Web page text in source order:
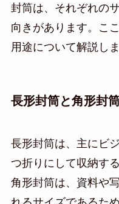
封筒は、それぞれの
向きがあります。こ
用途について解説しま
長形封筒と角形封
長形封筒は、主にビ
つ折りにして収納す
角形封筒は、資料や